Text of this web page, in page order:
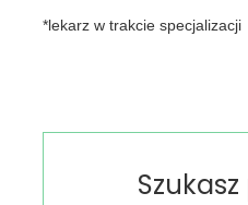
*lekarz w trakcie specjalizacji